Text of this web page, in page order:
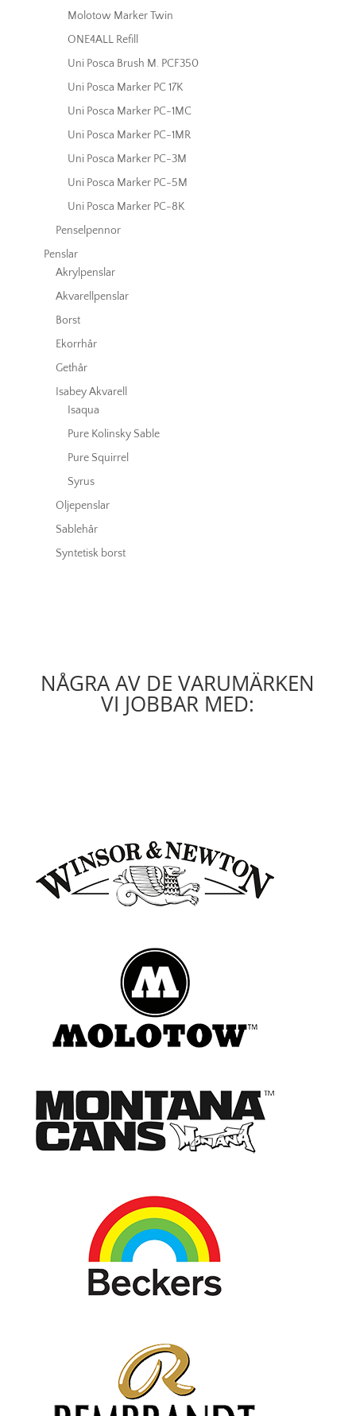
Molotow Marker Twin
ONE4ALL Refill
Uni Posca Brush M. PCF350
Uni Posca Marker PC 17K
Uni Posca Marker PC-1MC
Uni Posca Marker PC-1MR
Uni Posca Marker PC-3M
Uni Posca Marker PC-5M
Uni Posca Marker PC-8K
Penselpennor
Penslar
Akrylpenslar
Akvarellpenslar
Borst
Ekorrhår
Gethår
Isabey Akvarell
Isaqua
Pure Kolinsky Sable
Pure Squirrel
Syrus
Oljepenslar
Sablehår
Syntetisk borst
NÅGRA AV DE VARUMÄRKEN
VI JOBBAR MED: